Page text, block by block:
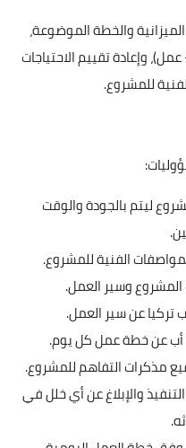
والخطة الموضوعة،
وإعادة تقييم الاحتياجات
للمشروع.
ليتم بالجودة والوقت
الفنية للمشروع.
المشروع وسير العمل.
تركيا عن سير العمل.
أب عن خطة عمل كل يوم.
مذكرات التفاهم للمشروع.
والإبلاغ عن أي خلل في